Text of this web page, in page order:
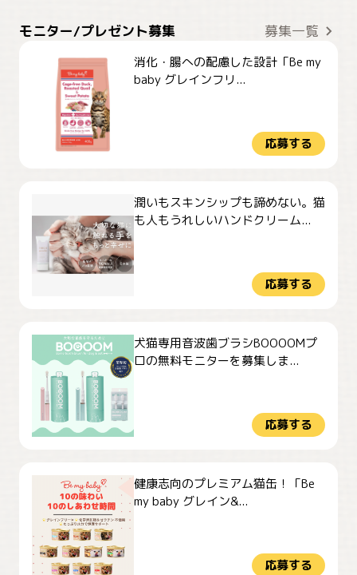
モニター/プレゼント募集 募集一覧
消化・腸への配慮した設計「Be my
baby グレインフリ...
応募する
潤いもスキンシップも諦めない。猫
も人もうれしいハンドクリーム...
応募する
犬猫専用音波歯ブラシBOOOOMプ
ロの無料モニターを募集しま...
応募する
健康志向のプレミアム猫缶！「Be
my baby グレイン&...
応募する